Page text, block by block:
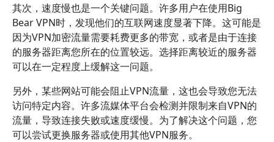
其次，速度慢也是一个关键问题。许多用户在使用Big
Bear VPN时，发现他们的互联网速度显著下降。这可能是
因为VPN加密流量需要耗费更多的带宽，或者是由于连接
的服务器距离您所在的位置较远。选择距离较近的服务器
可以在一定程度上缓解这一问题。
另外，某些网站可能会阻止VPN流量，这也会导致您无法
访问特定内容。许多流媒体平台会检测并限制来自VPN的
流量，导致连接失败或速度缓慢。为了解决这个问题，您
可以尝试更换服务器或使用其他VPN服务。